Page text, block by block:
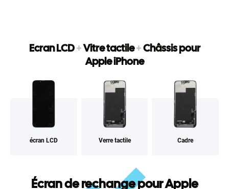
Ecran LCD+Vitre tactile+Châssis pour
Apple iPhone
écran LCD Verre tactile Cadre
Écran de rechange pour Apple